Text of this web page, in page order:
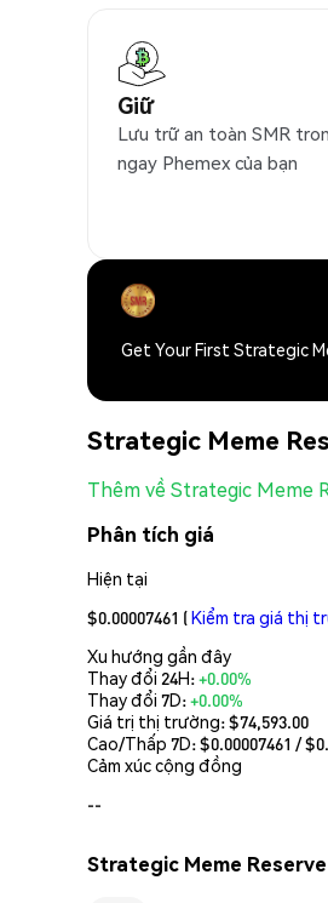
Giữ
Lưu trữ an toàn SMR
ngay Phemex của bạn
Get Your First Strategic
Strategic Meme
Thêm về Strategic Meme
Phân tích giá
Hiện tại
$0.00007461 (Kiểm tra giá thị
Xu hướng gần đây
Thay đổi 24H:+0.00%
Thay đổi 7D:+0.00%
Giá trị thị trường:$74,593.00
Cao/Thấp 7D: $0.00007461 / $
Cảm xúc cộng đồng
--
Strategic Meme